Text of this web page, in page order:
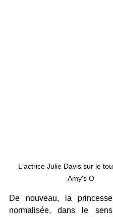
L'actrice Julie Davis sur le
Amy's O
De nouveau, la
normalisée, dans le